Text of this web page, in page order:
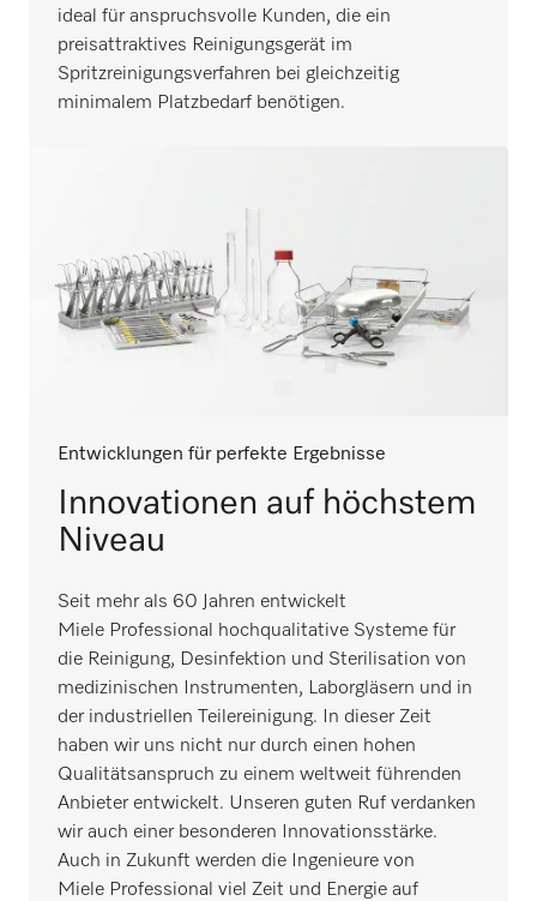
ideal für anspruchsvolle Kunden, die ein
preisattraktives Reinigungsgerät im
Spritzreinigungsverfahren bei gleichzeitig
minimalem Platzbedarf benötigen.
Entwicklungen für perfekte Ergebnisse
Innovationen auf höchstem
Niveau
Seit mehr als 60 Jahren entwickelt
Miele Professional hochqualitative Systeme für
die Reinigung, Desinfektion und Sterilisation von
medizinischen Instrumenten, Laborgläsern und in
der industriellen Teilereinigung. In dieser Zeit
haben wir uns nicht nur durch einen hohen
Qualitätsanspruch zu einem weltweit führenden
Anbieter entwickelt. Unseren guten Ruf verdanken
wir auch einer besonderen Innovationsstärke.
Auch in Zukunft werden die Ingenieure von
Miele Professional viel Zeit und Energie auf